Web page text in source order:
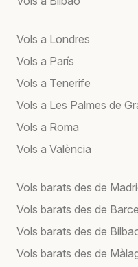
Vols a Londres
Vols a París
Vols a Tenerife
Vols a Les Palmes de
Vols a Roma
Vols a València
Vols barats des de
Vols barats des de
Vols barats des de
Vols barats des de